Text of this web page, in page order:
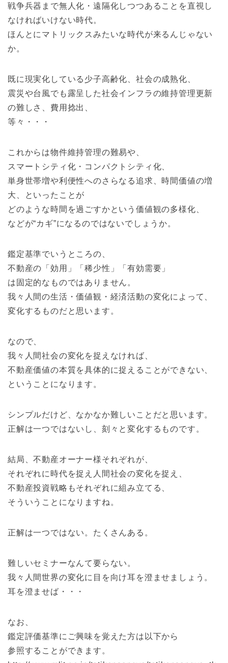
戦争兵器まで無人化・遠隔化しつつあることを直視し
なければいけない時代。
ほんとにマトリックスみたいな時代が来るんじゃない
か。
既に現実化している少子高齢化、社会の成熟化、
震災や台風でも露呈した社会インフラの維持管理更新
の難しさ、費用捻出、
等々・・・
これからは物件維持管理の難易や、
スマートシティ化・コンパクトシティ化、
単身世帯増や利便性へのさらなる追求、時間価値の増
大、といったことが
どのような時間を過ごすかという価値観の多様化、
などが“カギ”になるのではないでしょうか。
鑑定基準でいうところの、
不動産の「効用」「稀少性」「有効需要」
は固定的なものではありません。
我々人間の生活・価値観・経済活動の変化によって、
変化するものだと思います。
なので、
我々人間社会の変化を捉えなければ、
不動産価値の本質を具体的に捉えることができない、
ということになります。
シンプルだけど、なかなか難しいことだと思います。
正解は一つではないし、刻々と変化するものです。
結局、不動産オーナー様それぞれが、
それぞれに時代を捉え人間社会の変化を捉え、
不動産投資戦略もそれぞれに組み立てる、
そういうことになりますね。
正解は一つではない。たくさんある。
難しいセミナーなんて要らない。
我々人間世界の変化に目を向け耳を澄ませましょう。
耳を澄ませば・・・
なお、
鑑定評価基準にご興味を覚えた方は以下から
参照することができます。